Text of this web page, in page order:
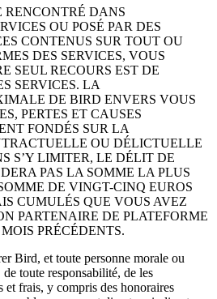
RENCONTRÉ DANS
OU POSÉ PAR DES
CONTENUS SUR TOUT OU
DES SERVICES, VOUS
SEUL RECOURS EST DE
SERVICES. LA
DE BIRD ENVERS VOUS
PERTES ET CAUSES
FONDÉS SUR LA
OU DÉLICTUELLE
S’Y LIMITER, LE DÉLIT DE
PAS LA SOMME LA PLUS
DE VINGT-CINQ EUROS
CUMULÉS QUE VOUS AVEZ
PARTENAIRE DE PLATEFORME
PRÉCÉDENTS.
Bird, et toute personne morale ou
toute responsabilité, de les
et frais, y compris des honoraires